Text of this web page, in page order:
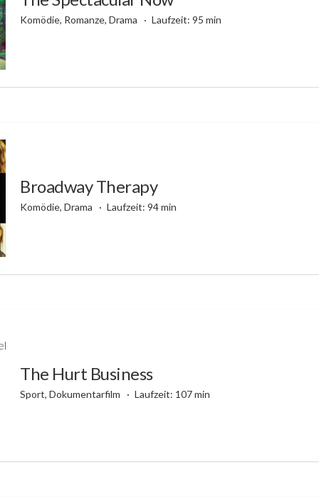
Komödie, Romanze, Drama Laufzeit: 95 min
Broadway Therapy
Komödie, Drama Laufzeit: 94 min
The Hurt Business
Sport, Dokumentarfilm Laufzeit: 107 min